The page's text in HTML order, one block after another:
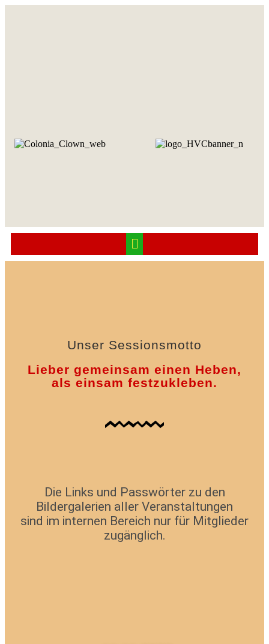
Unser Sessionsmotto
Lieber gemeinsam einen Heben,
als einsam festzukleben.
Die Links und Passwörter zu den
Bildergalerien aller Veranstaltungen
sind im internen Bereich nur für Mitglieder
zugänglich.